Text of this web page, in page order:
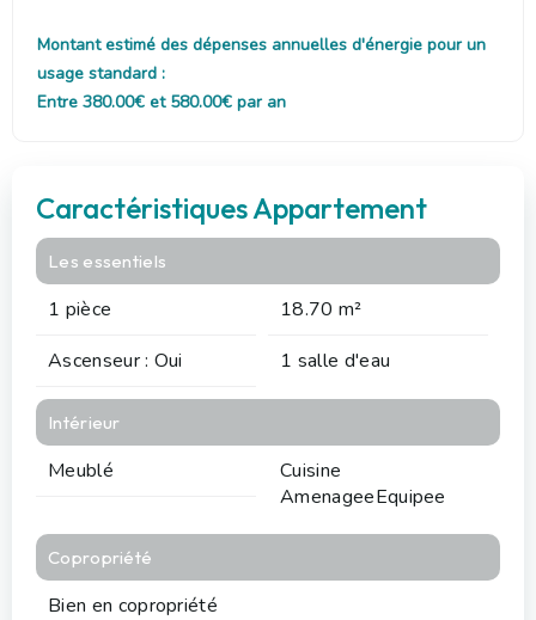
Montant estimé des dépenses annuelles d'énergie pour un
usage standard :
Entre 380.00€ et 580.00€ par an
Caractéristiques Appartement
Les essentiels
1 pièce
18.70 m²
Ascenseur : Oui
1 salle d'eau
Intérieur
Meublé
Cuisine
AmenageeEquipee
Copropriété
Bien en copropriété